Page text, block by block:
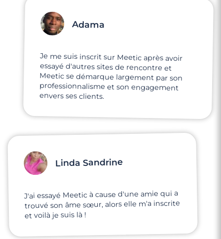
Adama
Je me suis inscrit sur Meetic après avoir
essayé d'autres sites de rencontre et
Meetic se démarque largement par son
professionnalisme et son engagement
envers ses clients.
Linda Sandrine
J'ai essayé Meetic à cause d'une amie qui a
trouvé son âme sœur, alors elle m'a inscrite
et voilà je suis là !